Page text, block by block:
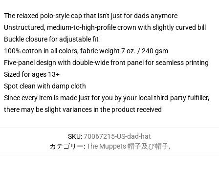
The relaxed polo-style cap that isn't just for dads anymore
Unstructured, medium-to-high-profile crown with slightly curved bill
Buckle closure for adjustable fit
100% cotton in all colors, fabric weight 7 oz. / 240 gsm
Five-panel design with double-wide front panel for seamless printing
Sized for ages 13+
Spot clean with damp cloth
Since every item is made just for you by your local third-party fulfiller,
there may be slight variances in the product received
SKU:70067215-US-dad-hat
カテゴリー:The Muppets 帽子及び帽子,